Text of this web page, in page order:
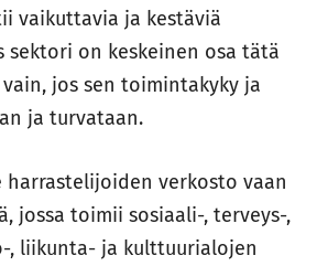
vaikuttavia ja kestäviä
sektori on keskeinen osa tätä
jos sen toimintakyky ja
ja turvataan.
harrastelijoiden verkosto vaan
jossa toimii sosiaali-, terveys-,
, liikunta- ja kulttuurialojen